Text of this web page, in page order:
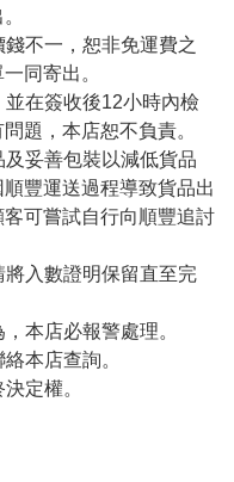
不一，恕非免運費之
同寄出。
在簽收後12小時內檢
題，本店恕不負責。
妥善包裝以減低貨品
豐運送過程導致貨品出
可嘗試自行向順豐追討
入數證明保留直至完
本店必報警處理。
本店查詢。
定權。